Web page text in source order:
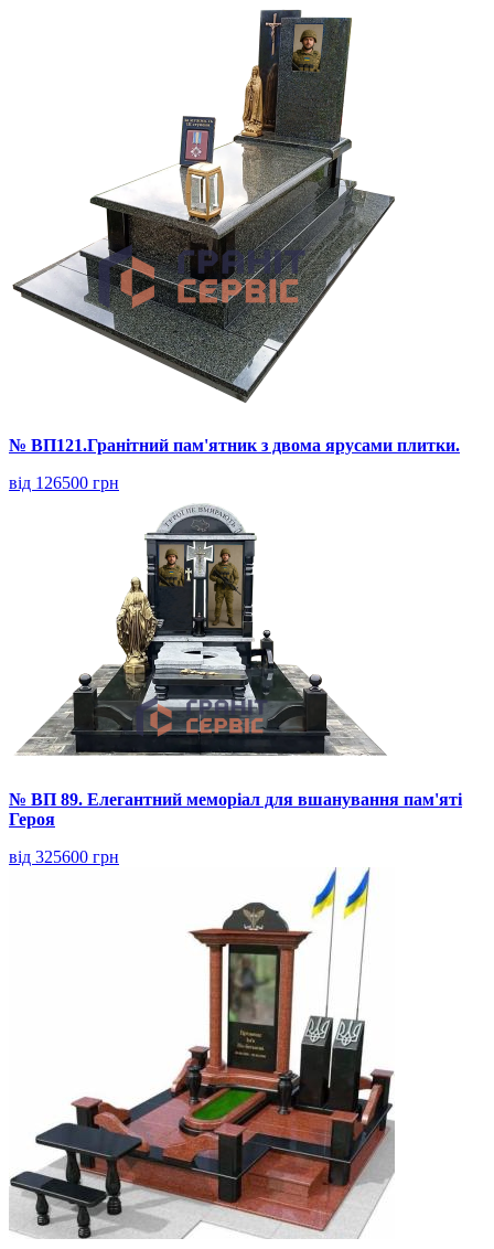
№ ВП121.Гранітний пам'ятник з двома ярусами плитки.
від 126500 грн
№ ВП 89. Елегантний меморіал для вшанування пам'яті
Героя
від 325600 грн